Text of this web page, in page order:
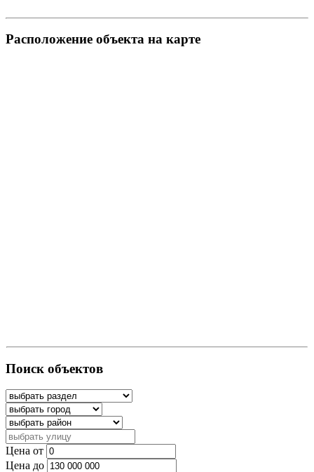
Pасположение объекта на карте
Поиск объектов
Цена от
Цена до